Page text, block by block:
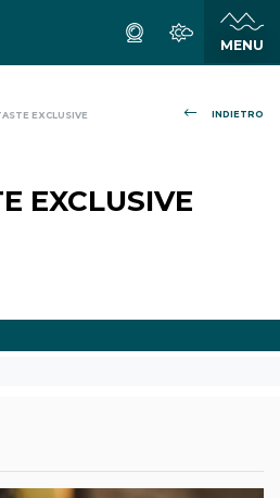
INDIETRO
EXCLUSIVE
EXCLUSIVE